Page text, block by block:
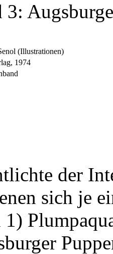
3:
(Illustrationen)
1974
der
sich je
1)